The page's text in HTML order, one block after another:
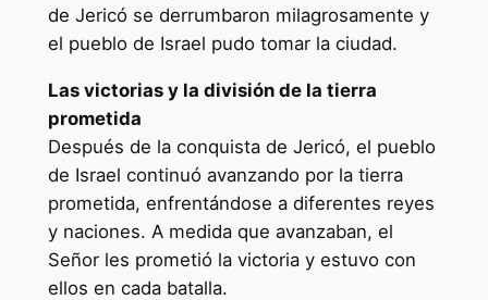
de Jericó se derrumbaron milagrosamente y
el pueblo de Israel pudo tomar la ciudad.
Las victorias y la división de la tierra
prometida
Después de la conquista de Jericó, el pueblo
de Israel continuó avanzando por la tierra
prometida, enfrentándose a diferentes reyes
y naciones. A medida que avanzaban, el
Señor les prometió la victoria y estuvo con
ellos en cada batalla.